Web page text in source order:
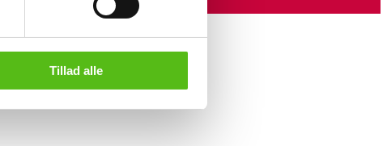
Tillad alle